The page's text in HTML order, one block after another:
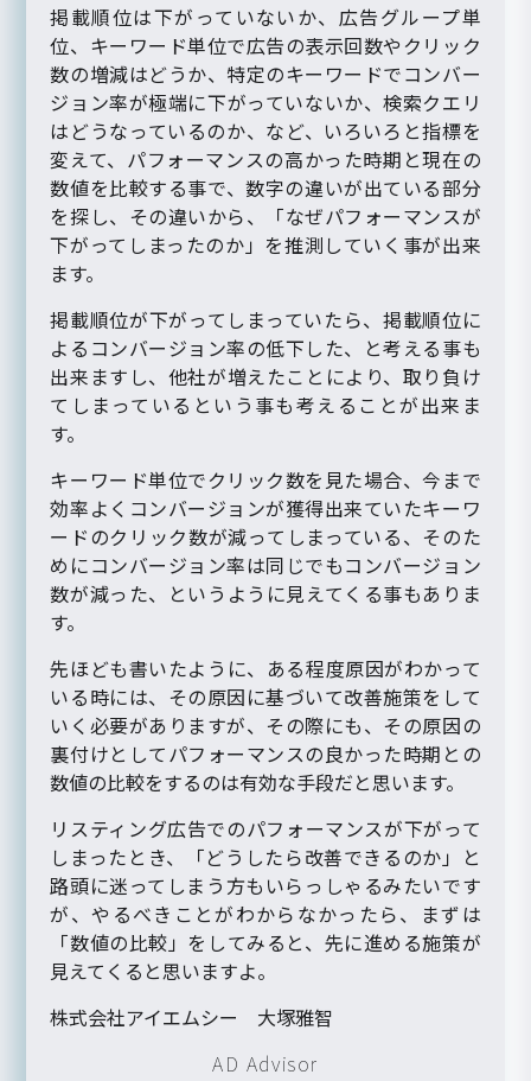
掲載順位は下がっていないか、広告グループ単
位、キーワード単位で広告の表示回数やクリック
数の増減はどうか、特定のキーワードでコンバー
ジョン率が極端に下がっていないか、検索クエリ
はどうなっているのか、など、いろいろと指標を
変えて、パフォーマンスの高かった時期と現在の
数値を比較する事で、数字の違いが出ている部分
を探し、その違いから、「なぜパフォーマンスが
下がってしまったのか」を推測していく事が出来
ます。
掲載順位が下がってしまっていたら、掲載順位に
よるコンバージョン率の低下した、と考える事も
出来ますし、他社が増えたことにより、取り負け
てしまっているという事も考えることが出来ま
す。
キーワード単位でクリック数を見た場合、今まで
効率よくコンバージョンが獲得出来ていたキーワ
ードのクリック数が減ってしまっている、そのた
めにコンバージョン率は同じでもコンバージョン
数が減った、というように見えてくる事もありま
す。
先ほども書いたように、ある程度原因がわかって
いる時には、その原因に基づいて改善施策をして
いく必要がありますが、その際にも、その原因の
裏付けとしてパフォーマンスの良かった時期との
数値の比較をするのは有効な手段だと思います。
リスティング広告でのパフォーマンスが下がって
しまったとき、「どうしたら改善できるのか」と
路頭に迷ってしまう方もいらっしゃるみたいです
が、やるべきことがわからなかったら、まずは
「数値の比較」をしてみると、先に進める施策が
見えてくると思いますよ。
株式会社アイエムシー 大塚雅智
AD Advisor